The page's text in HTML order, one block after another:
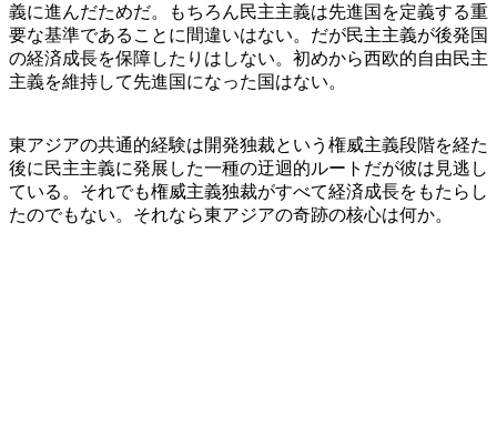
義に進んだためだ。もちろん民主主義は先進国を定義する重
要な基準であることに間違いはない。だが民主主義が後発国
の経済成長を保障したりはしない。初めから西欧的自由民主
主義を維持して先進国になった国はない。
東アジアの共通的経験は開発独裁という権威主義段階を経た
後に民主主義に発展した一種の迂迴的ルートだが彼は見逃し
ている。それでも権威主義独裁がすべて経済成長をもたらし
たのでもない。それなら東アジアの奇跡の核心は何か。